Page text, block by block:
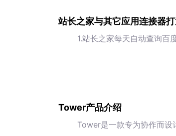
站长之家与其它应用连接器
1.站长之家每天自动查询百
Tower产品介绍
Tower是一款专为协作而设